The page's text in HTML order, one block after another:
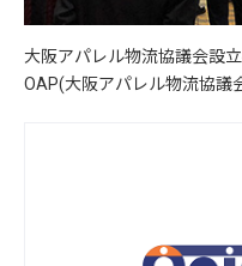
大阪アパレル物流協議会設
OAP(大阪アパレル物流協議